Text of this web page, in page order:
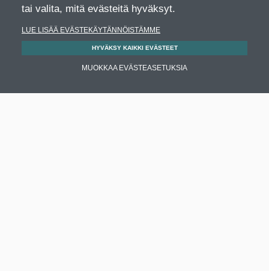
tai valita, mitä evästeitä hyväksyt.
LUE LISÄÄ EVÄSTEKÄYTÄNNÖISTÄMME
HYVÄKSY KAIKKI EVÄSTEET
MUOKKAA EVÄSTEASETUKSIA